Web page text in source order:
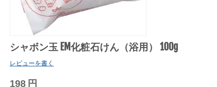
シャボン玉 EM化粧石けん（浴用） 100g
レビューを書く
198 円